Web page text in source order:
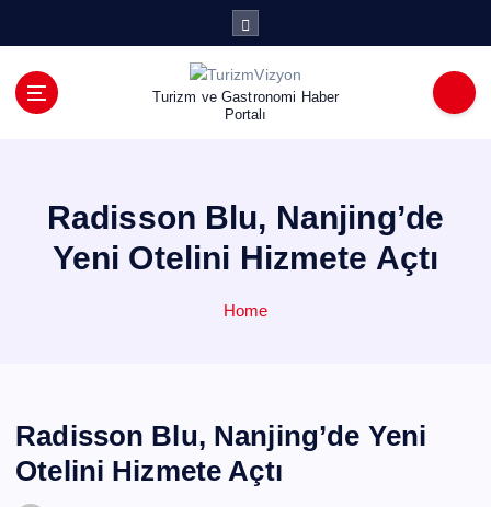
Turizm ve Gastronomi Haber
Portalı
Radisson Blu, Nanjing’de
Yeni Otelini Hizmete Açtı
Home
Radisson Blu, Nanjing’de Yeni
Otelini Hizmete Açtı